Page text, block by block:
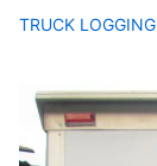
TRUCK LOGGING